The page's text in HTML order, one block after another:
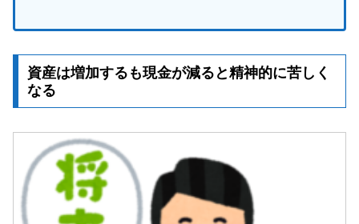
資産は増加するも現金が減ると精神的に苦しく
なる